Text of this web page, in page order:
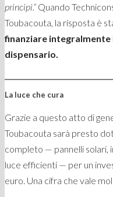
principi.” Quando
Toubacouta, la risposta è
finanziare
dispensario.
La luce che cura
Grazie a questo atto di
Toubacouta sarà presto
completo — pannelli solari,
luce efficienti — per un
euro. Una cifra che vale